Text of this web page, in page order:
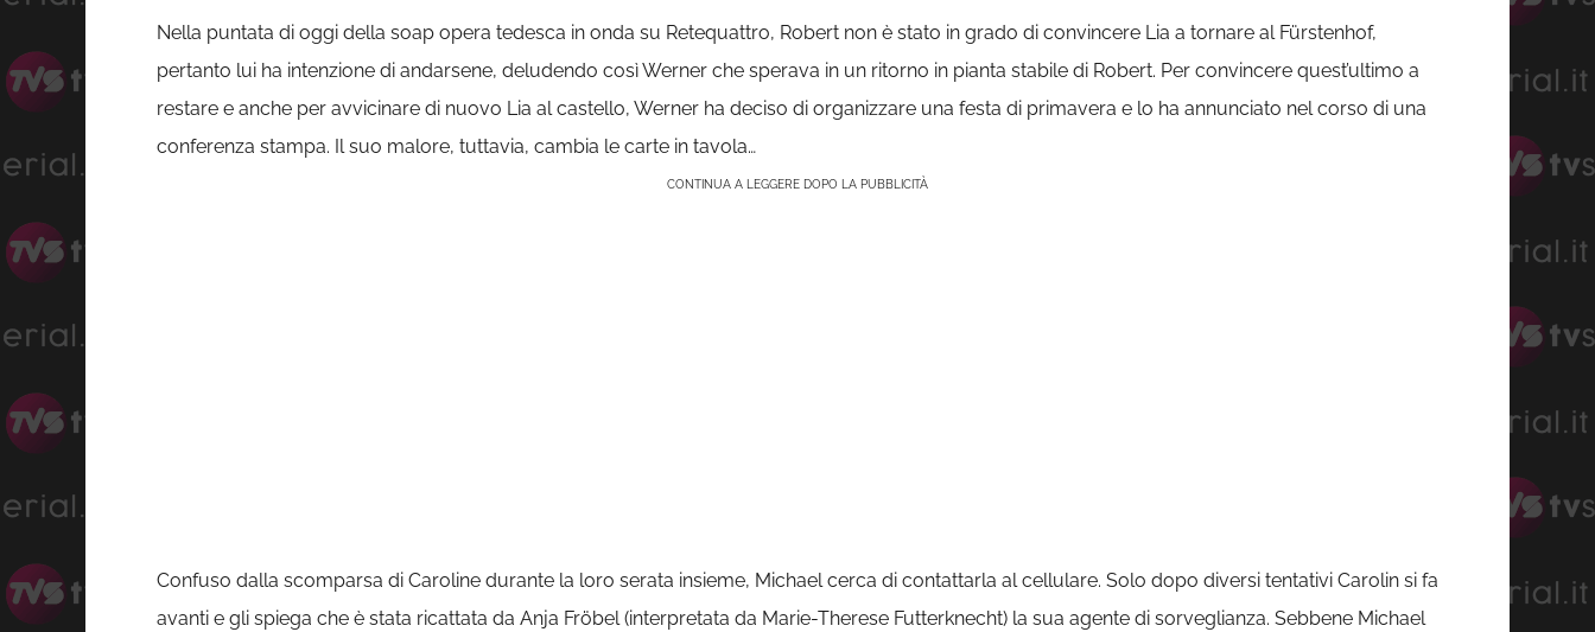
Nella puntata di oggi della soap opera tedesca in onda su Retequattro, Robert non è stato in grado di convincere Lia a tornare al Fürstenhof,
pertanto lui ha intenzione di andarsene, deludendo così Werner che sperava in un ritorno in pianta stabile di Robert. Per convincere quest’ultimo a
restare e anche per avvicinare di nuovo Lia al castello, Werner ha deciso di organizzare una festa di primavera e lo ha annunciato nel corso di una
conferenza stampa. Il suo malore, tuttavia, cambia le carte in tavola…
CONTINUA A LEGGERE DOPO LA PUBBLICITÀ
Confuso dalla scomparsa di Caroline durante la loro serata insieme, Michael cerca di contattarla al cellulare. Solo dopo diversi tentativi Carolin si fa
avanti e gli spiega che è stata ricattata da Anja Fröbel (interpretata da Marie-Therese Futterknecht) la sua agente di sorveglianza. Sebbene Michael